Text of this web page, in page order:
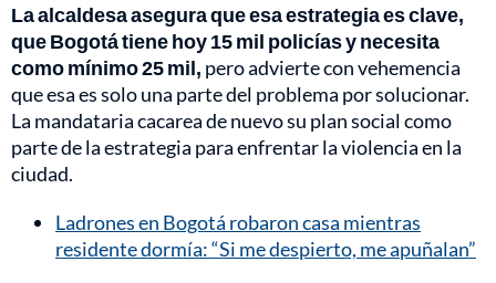
La alcaldesa asegura que esa estrategia es clave,
que Bogotá tiene hoy 15 mil policías y necesita
como mínimo 25 mil, pero advierte con vehemencia
que esa es solo una parte del problema por solucionar.
La mandataria cacarea de nuevo su plan social como
parte de la estrategia para enfrentar la violencia en la
ciudad.
Ladrones en Bogotá robaron casa mientras
residente dormía: “Si me despierto, me apuñalan”